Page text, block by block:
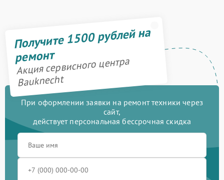
Получите 1500 рублей на
ремонт
Акция сервисного центра
Bauknecht
При оформлении заявки на ремонт техники через
сайт,
действует персональная бессрочная скидка